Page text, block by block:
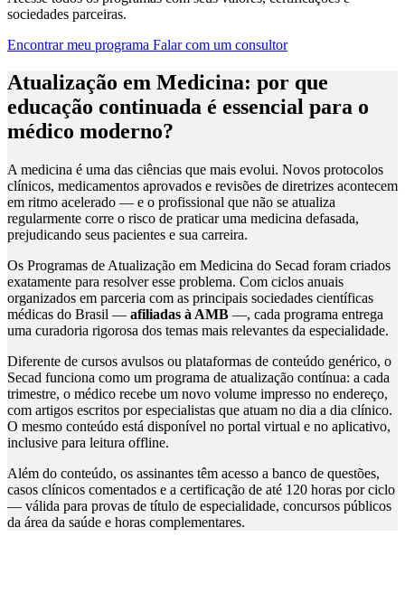
sociedades parceiras.
Encontrar meu programa Falar com um consultor
Atualização em Medicina: por que
educação continuada é essencial para o
médico moderno?
A medicina é uma das ciências que mais evolui. Novos protocolos
clínicos, medicamentos aprovados e revisões de diretrizes acontecem
em ritmo acelerado — e o profissional que não se atualiza
regularmente corre o risco de praticar uma medicina defasada,
prejudicando seus pacientes e sua carreira.
Os Programas de Atualização em Medicina do Secad foram criados
exatamente para resolver esse problema. Com ciclos anuais
organizados em parceria com as principais sociedades científicas
médicas do Brasil — afiliadas à AMB —, cada programa entrega
uma curadoria rigorosa dos temas mais relevantes da especialidade.
Diferente de cursos avulsos ou plataformas de conteúdo genérico, o
Secad funciona como um programa de atualização contínua: a cada
trimestre, o médico recebe um novo volume impresso no endereço,
com artigos escritos por especialistas que atuam no dia a dia clínico.
O mesmo conteúdo está disponível no portal virtual e no aplicativo,
inclusive para leitura offline.
Além do conteúdo, os assinantes têm acesso a banco de questões,
casos clínicos comentados e a certificação de até 120 horas por ciclo
— válida para provas de título de especialidade, concursos públicos
da área da saúde e horas complementares.